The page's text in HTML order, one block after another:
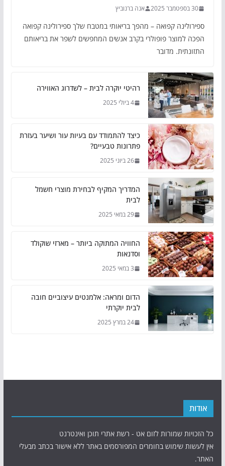
30 בספטמבר 2025 אנה ברנוביץ
ספירולינה קפואה – מהפך בריאותי במטבח שלך ספירולינה קפואה
הפכה למוצר פופולרי בקרב אנשים המחפשים לשפר את בריאותם
התזונתית. מדובר
רהיטי יוקרה לבית – לשדרוג האווירה
4 ביולי 2025
כיצד להתמודד עם בעיות עור ושיער בעזרת
פתרונות טבעיים?
26 ביוני 2025
המדריך המקיף לבחירת מוצרי חשמל
לבית
29 במאי 2025
החוויה המתוקה ביותר – מארזי שוקולד
וסדנאות
3 במאי 2025
הדום ומראה: אלמנטים עיצוביים חובה
לבית יוקרתי
24 במרץ 2025
אודות
כל הזכויות שמורות לזום אט - רשת אתרי תוכן ואינטרנט
אין לעשות שימוש בחומרים המפורסמים באתר ללא אישור בכתב מבעלי
האתר.